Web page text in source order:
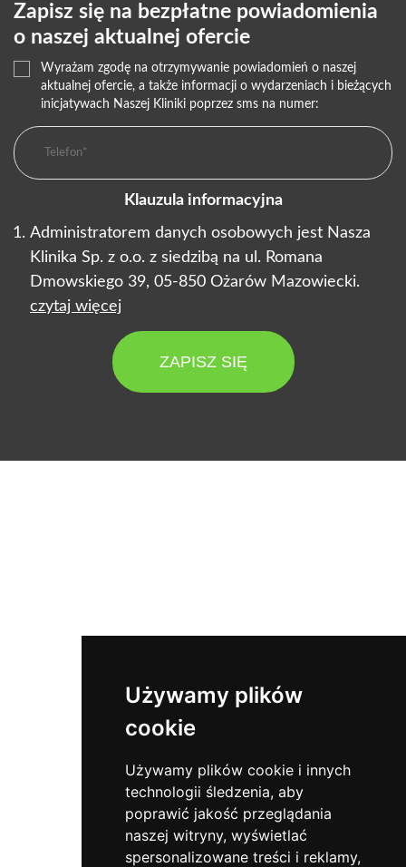
Używamy plików
cookie
Używamy plików cookie i innych
technologii śledzenia, aby
poprawić jakość przeglądania
naszej witryny, wyświetlać
spersonalizowane treści i reklamy,
Zapisz się na bezpłatne powiadomienia
o naszej aktualnej ofercie
Wyrażam zgodę na otrzymywanie powiadomień o naszej
aktualnej ofercie, a także informacji o wydarzeniach i bieżących
inicjatywach Naszej Kliniki poprzez sms na numer:
Klauzula informacyjna
Administratorem danych osobowych jest Nasza
Klinika Sp. z o.o. z siedzibą na ul. Romana
Dmowskiego 39, 05-850 Ożarów Mazowiecki.
czytaj więcej
ZAPISZ SIĘ